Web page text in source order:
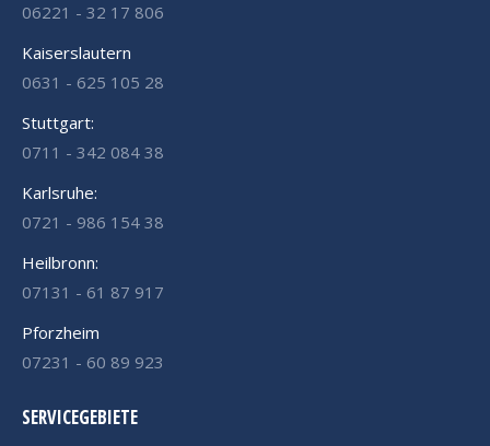
06221 - 32 17 806
Kaiserslautern
0631 - 625 105 28
Stuttgart:
0711 - 342 084 38
Karlsruhe:
0721 - 986 154 38
Heilbronn:
07131 - 61 87 917
Pforzheim
07231 - 60 89 923
SERVICEGEBIETE